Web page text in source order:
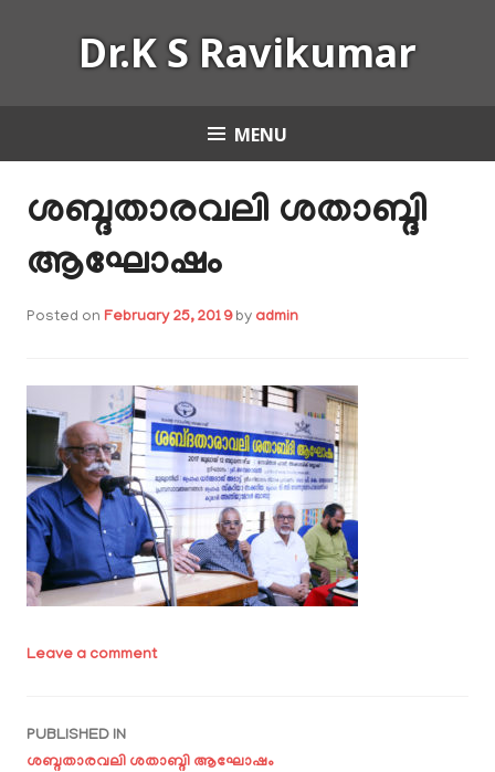
Dr.K S Ravikumar
MENU
ശബ്ദതാരവലി ശതാബ്ദി
ആഘോഷം
Posted on February 25, 2019by admin
Leave a comment
Post
PUBLISHED IN
ശബ്ദതാരവലി ശതാബ്ദി ആഘോഷം